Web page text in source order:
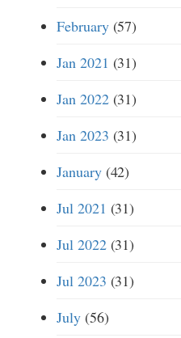
February(57)
Jan 2021 (31)
Jan 2022(31)
Jan 2023 (31)
January(42)
Jul 2021 (31)
Jul 2022(31)
Jul 2023 (31)
July(56)